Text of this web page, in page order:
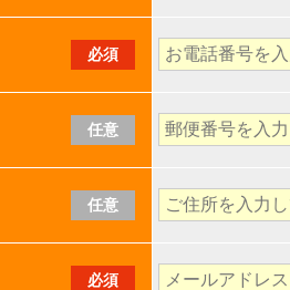
必須
任意
任意
必須